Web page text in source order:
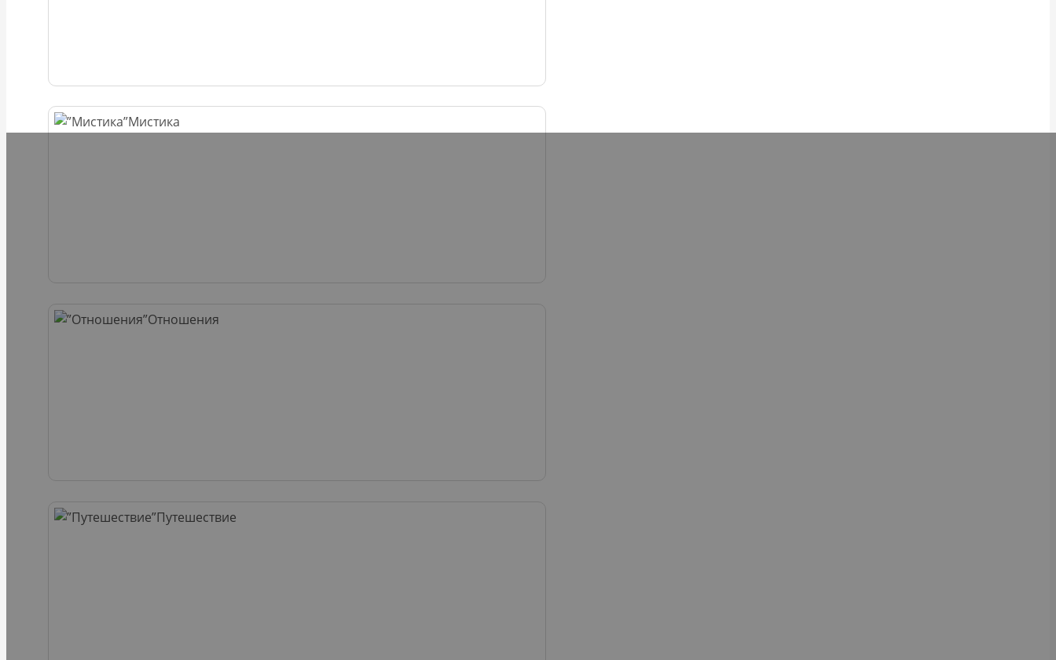
Мистика
Отношения
Путешествие